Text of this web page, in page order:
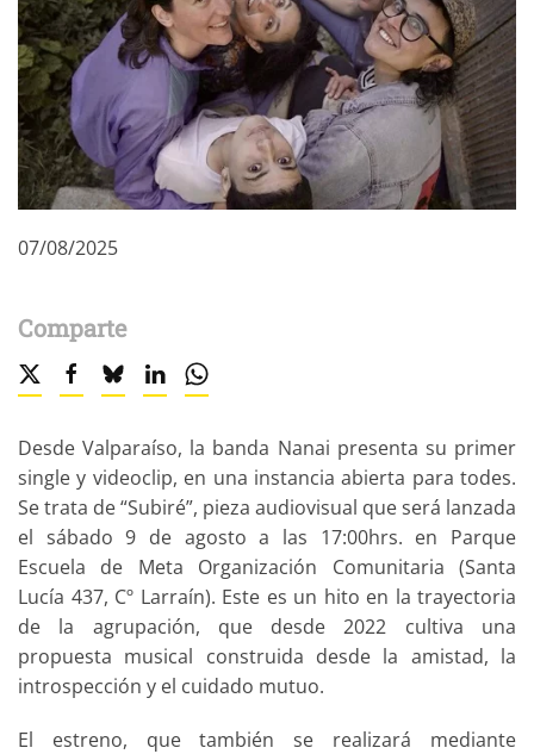
07/08/2025
Comparte
Desde Valparaíso, la banda Nanai presenta su primer
single y videoclip, en una instancia abierta para todes.
Se trata de “Subiré”, pieza audiovisual que será lanzada
el sábado 9 de agosto a las 17:00hrs. en Parque
Escuela de Meta Organización Comunitaria (Santa
Lucía 437, Cº Larraín). Este es un hito en la trayectoria
de la agrupación, que desde 2022 cultiva una
propuesta musical construida desde la amistad, la
introspección y el cuidado mutuo.
El estreno, que también se realizará mediante